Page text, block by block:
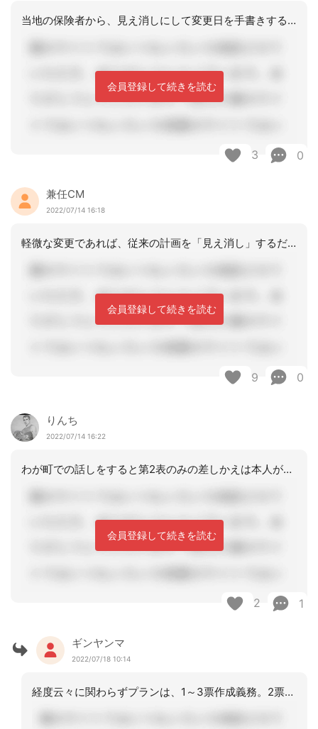
当地の保険者から、見え消しにして変更日を手書きするように指導されています。アセス
会員登録して続きを読む
3 0
兼任CM
2022/07/14 16:18
軽微な変更であれば、従来の計画を「見え消し」するだけでも十分です。もちろん差し替
会員登録して続きを読む
9 0
りんち
2022/07/14 16:22
わが町での話しをすると第2表のみの差しかえは本人が特定出来ないので、第1表から3
会員登録して続きを読む
2 1
ギンヤンマ
2022/07/18 10:14
経度云々に関わらずプランは、1～3票作成義務。2票のみ差し替えはあり得ないと思わ